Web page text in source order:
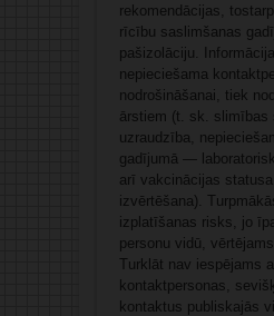
rekomendācijas,
rīcību saslimšanas
pašizolāciju.
nepieciešama
nodrošināšanai, tiek
ārstiem (t. sk. slimības
uzraudzība,
gadījumā —
arī vakcinācijas statusa
izvērtēšana).
izplatīšanas risks, jo
personu vidū,
Turklāt nav iespējams
kontaktpersonas,
kontaktus publiskajās